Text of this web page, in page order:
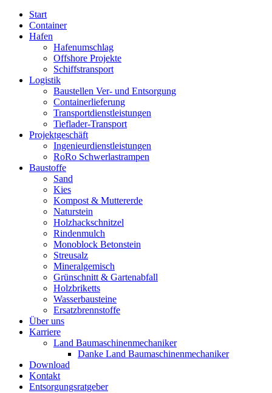
Start
Container
Hafen
Hafenumschlag
Offshore Projekte
Schiffstransport
Logistik
Baustellen Ver- und Entsorgung
Containerlieferung
Transportdienstleistungen
Tieflader-Transport
Projektgeschäft
Ingenieurdienstleistungen
RoRo Schwerlastrampen
Baustoffe
Sand
Kies
Kompost & Muttererde
Naturstein
Holzhackschnitzel
Rindenmulch
Monoblock Betonstein
Streusalz
Mineralgemisch
Grünschnitt & Gartenabfall
Holzbriketts
Wasserbausteine
Ersatzbrennstoffe
Über uns
Karriere
Land Baumaschinenmechaniker
Danke Land Baumaschinenmechaniker
Download
Kontakt
Entsorgungsratgeber